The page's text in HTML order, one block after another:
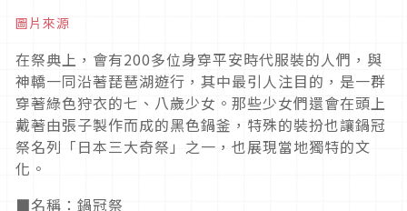
圖片來源
在祭典上，會有200多位身穿平安時代服裝的人們，與
神轎一同沿著琵琶湖遊行，其中最引人注目的，是一群
穿著綠色狩衣的七、八歲少女。那些少女們還會在頭上
戴著由張子製作而成的黑色鍋釜，特殊的裝扮也讓鍋冠
祭名列「日本三大奇祭」之一，也展現當地獨特的文
化。
■名稱：鍋冠祭